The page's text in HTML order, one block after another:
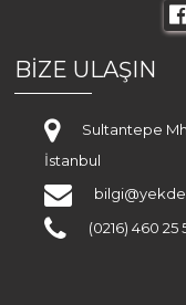
BİZE ULAŞIN
Sultantepe
İstanbul
(0216) 460 25